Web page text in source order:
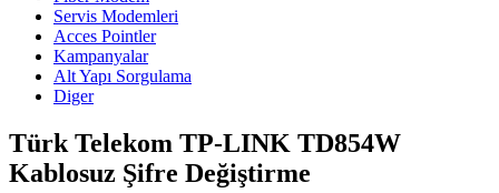
Servis Modemleri
Acces Pointler
Kampanyalar
Alt Yapı Sorgulama
Diger
Türk Telekom TP-LINK TD854W
Kablosuz Şifre Değiştirme